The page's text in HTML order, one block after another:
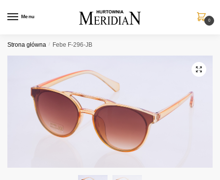
Menu
0
Strona główna / Febe F-296-JB